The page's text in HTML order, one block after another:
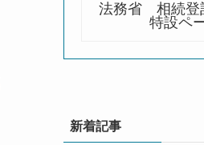
法務省 相続登
特設ペ
新着記事